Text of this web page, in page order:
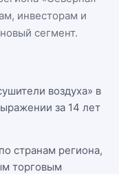
инвесторам и
сегмент.
воздуха» в
за 14 лет
странам региона,
торговым